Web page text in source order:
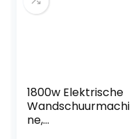
1800w Elektrische
Wandschuurmachi
ne,